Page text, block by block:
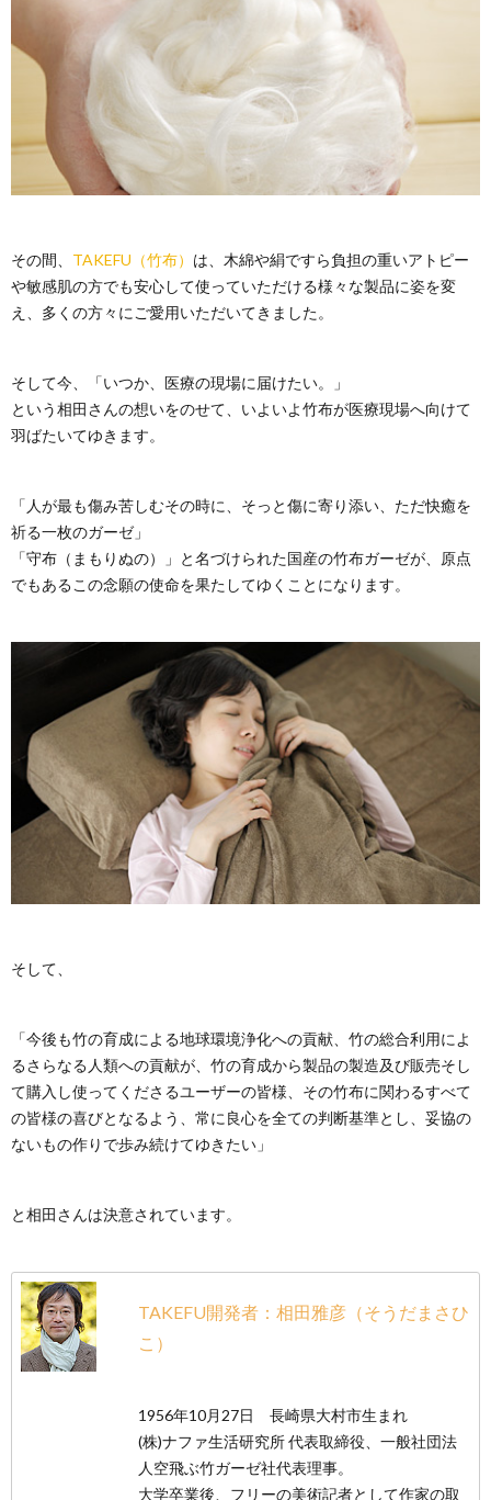
その間、 TAKEFU（竹布） は、木綿や絹ですら負担の重いアトピー
や敏感肌の方でも安心して使っていただける様々な製品に姿を変
え、多くの方々にご愛用いただいてきました。
そして今、「いつか、医療の現場に届けたい。」
という相田さんの想いをのせて、いよいよ竹布が医療現場へ向けて
羽ばたいてゆきます。
「人が最も傷み苦しむその時に、そっと傷に寄り添い、ただ快癒を
祈る一枚のガーゼ」
「守布（まもりぬの）」と名づけられた国産の竹布ガーゼが、原点
でもあるこの念願の使命を果たしてゆくことになります。
そして、
「今後も竹の育成による地球環境浄化への貢献、竹の総合利用によ
るさらなる人類への貢献が、竹の育成から製品の製造及び販売そし
て購入し使ってくださるユーザーの皆様、その竹布に関わるすべて
の皆様の喜びとなるよう、常に良心を全ての判断基準とし、妥協の
ないもの作りで歩み続けてゆきたい」
と相田さんは決意されています。
TAKEFU開発者：相田雅彦（そうだまさひ
こ）
1956年10月27日 長崎県大村市生まれ
(株)ナファ生活研究所 代表取締役、一般社団法
人空飛ぶ竹ガーゼ社代表理事。
大学卒業後、フリーの美術記者として作家の取